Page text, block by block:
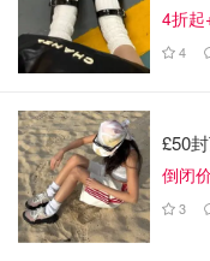
4折起
4
£50
倒闭
3